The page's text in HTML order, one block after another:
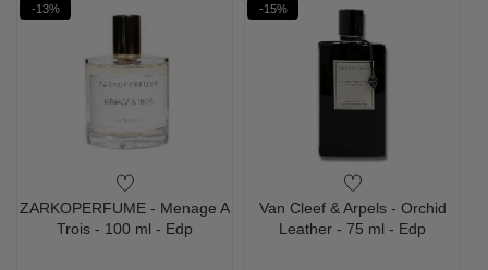
-13%
ZARKOPERFUME - Menage A
Trois - 100 ml - Edp
-15%
Van Cleef & Arpels - Orchid
Leather - 75 ml - Edp